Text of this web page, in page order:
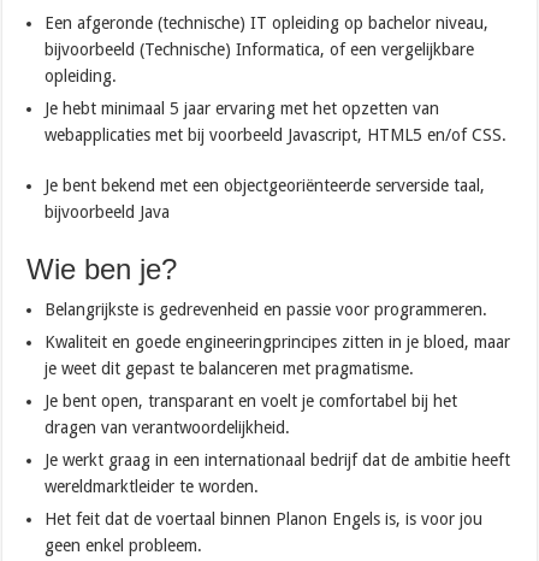
Een afgeronde (technische) IT opleiding op bachelor niveau,
bijvoorbeeld (Technische) Informatica, of een vergelijkbare
opleiding.
Je hebt minimaal 5 jaar ervaring met het opzetten van
webapplicaties met bij voorbeeld Javascript, HTML5 en/of CSS.
Je bent bekend met een objectgeoriënteerde serverside taal,
bijvoorbeeld Java
Wie ben je?
Belangrijkste is gedrevenheid en passie voor programmeren.
Kwaliteit en goede engineeringprincipes zitten in je bloed, maar
je weet dit gepast te balanceren met pragmatisme.
Je bent open, transparant en voelt je comfortabel bij het
dragen van verantwoordelijkheid.
Je werkt graag in een internationaal bedrijf dat de ambitie heeft
wereldmarktleider te worden.
Het feit dat de voertaal binnen Planon Engels is, is voor jou
geen enkel probleem.